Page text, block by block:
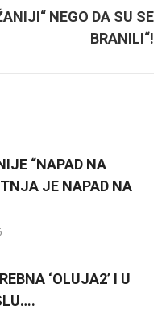
NEGO DA SU SE
BRANILI“!
“NAPAD NA
JE NAPAD NA
‘OLUJA2’ I U